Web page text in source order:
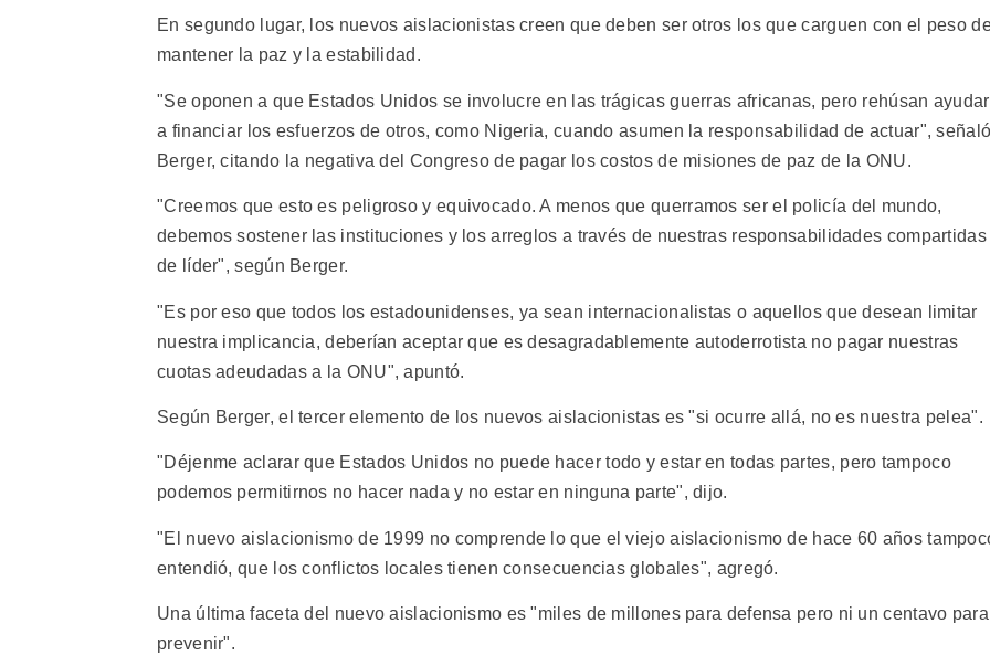
En segundo lugar, los nuevos aislacionistas creen que deben ser otros los que carguen con el peso
mantener la paz y la estabilidad.
"Se oponen a que Estados Unidos se involucre en las trágicas guerras africanas, pero rehúsan ayudar
a financiar los esfuerzos de otros, como Nigeria, cuando asumen la responsabilidad de actuar",
Berger, citando la negativa del Congreso de pagar los costos de misiones de paz de la ONU.
"Creemos que esto es peligroso y equivocado. A menos que querramos ser el policía del mundo,
debemos sostener las instituciones y los arreglos a través de nuestras responsabilidades compartidas
de líder", según Berger.
"Es por eso que todos los estadounidenses, ya sean internacionalistas o aquellos que desean limitar
nuestra implicancia, deberían aceptar que es desagradablemente autoderrotista no pagar nuestras
cuotas adeudadas a la ONU", apuntó.
Según Berger, el tercer elemento de los nuevos aislacionistas es "si ocurre allá, no es nuestra pelea".
"Déjenme aclarar que Estados Unidos no puede hacer todo y estar en todas partes, pero tampoco
podemos permitirnos no hacer nada y no estar en ninguna parte", dijo.
"El nuevo aislacionismo de 1999 no comprende lo que el viejo aislacionismo de hace 60 años
entendió, que los conflictos locales tienen consecuencias globales", agregó.
Una última faceta del nuevo aislacionismo es "miles de millones para defensa pero ni un centavo para
prevenir".